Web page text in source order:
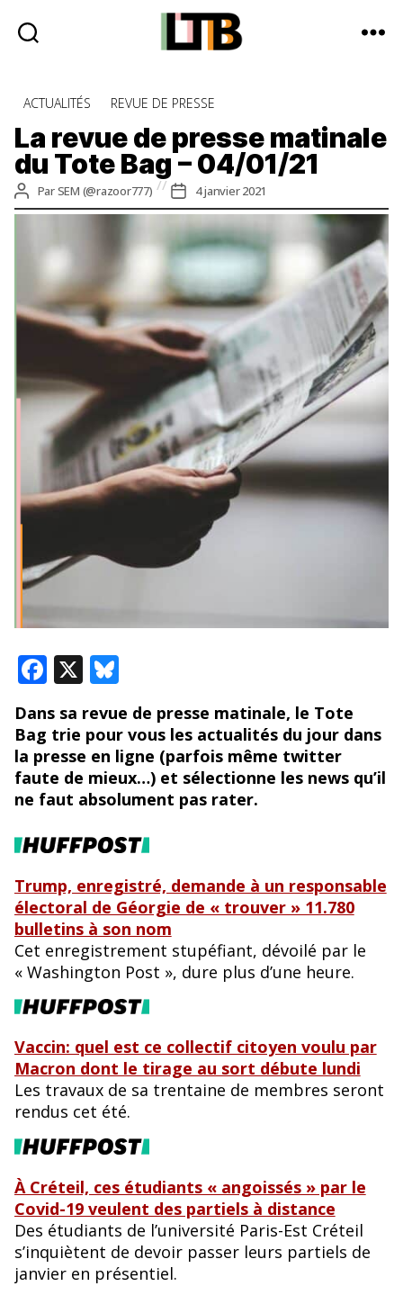
Bag
-
Média
d'information
quotidienne
Catégories
ACTUALITÉS REVUE DE PRESSE
La revue de presse matinale
du Tote Bag – 04/01/21
Auteur
de
ParSEM (@razoor777)
Date
de
l’article
4 janvier 2021
F
e
b
o
o
k
X Bl
e
sk
y
Dans sa revue de presse matinale, le Tote
Bag trie pour vous les actualités du jour dans
la presse en ligne (parfois même twitter
faute de mieux…) et sélectionne les news qu’il
ne faut absolument pas rater.
Trump, enregistré, demande à un responsable
électoral de Géorgie de « trouver » 11.780
bulletins à son nom
Cet enregistrement stupéfiant, dévoilé par le
« Washington Post », dure plus d’une heure.
Vaccin: quel est ce collectif citoyen voulu par
Macron dont le tirage au sort débute lundi
Les travaux de sa trentaine de membres seront
rendus cet été.
À Créteil, ces étudiants « angoissés » par le
Covid-19 veulent des partiels à distance
Des étudiants de l’université Paris-Est Créteil
s’inquiètent de devoir passer leurs partiels de
janvier en présentiel.